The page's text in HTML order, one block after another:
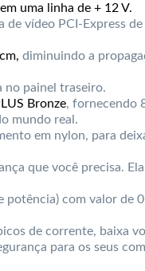
uma linha de + 12 V.
vídeo PCI-Express
diminuindo a
no painel traseiro.
Bronze, fornecendo
mundo real.
em nylon, para
que você precisa.
potência) com valor de
de corrente, baixa
para os seus